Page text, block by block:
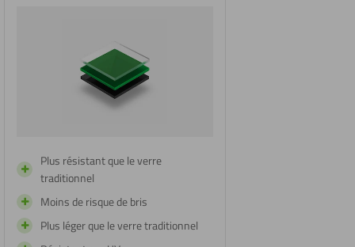
Plus résistant que le verre
traditionnel
Moins de risque de bris
Plus léger que le verre traditionnel